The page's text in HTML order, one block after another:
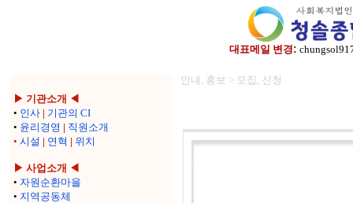
대표메일 변경:
▶ 기관소개 ◀
• 인사 | 기관의 CI
• 윤리경영 | 직원소개
• 시설 | 연혁 | 위치
▶ 사업소개 ◀
• 자원순환마을
• 지역공동체
안내, 홍보 > 모집, 신청